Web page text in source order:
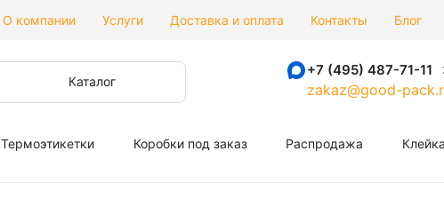
О компании Услуги Доставка и оплата Контакты Блог
Каталог
+7 (495) 487-71-11
zakaz@good-
Термоэтикетки Коробки под заказ Распродажа